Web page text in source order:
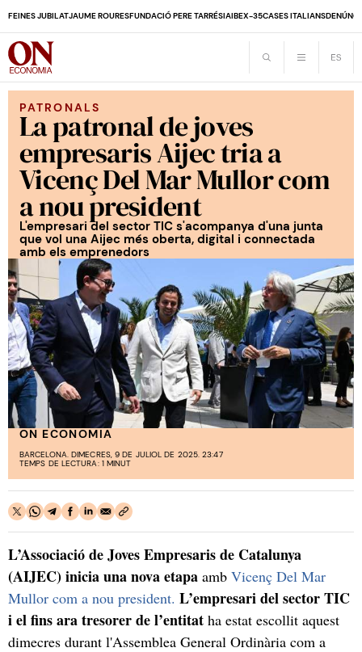
FEINES JUBILATJAUME ROURESFUNDACIÓ PERE TARRÉSIAIBEX-35CASES ITALIANS
PATRONALS
La patronal de joves
empresaris Aijec tria a
Vicenç Del Mar Mullor com
a nou president
L'empresari del sector TIC s'acompanya d'una junta
que vol una Aijec més oberta, digital i connectada
amb els emprenedors
ON ECONOMIA
BARCELONA. DIMECRES, 9 DE JULIOL DE 2025. 23:47
TEMPS DE LECTURA: 1 MINUT
L’Associació de Joves Empresaris de Catalunya
(AIJEC) inicia una nova etapa amb Vicenç Del Mar
Mullor com a nou president. L’empresari del sector TIC
i el fins ara tresorer de l’entitat ha estat escollit aquest
dimecres durant l'Assemblea General Ordinària com a